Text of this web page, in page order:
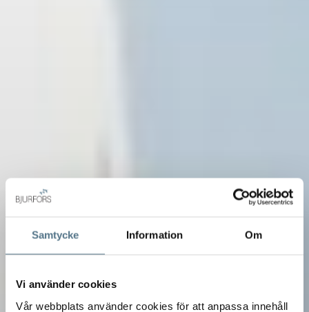
Samtycke Information Om
Vi använder cookies
Vår webbplats använder cookies för att anpassa innehåll